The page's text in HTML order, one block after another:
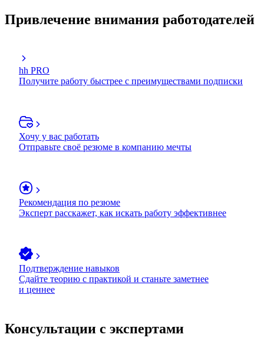
Привлечение внимания работодателей
hh PRO
Получите работу быстрее с преимуществами подписки
Хочу у вас работать
Отправьте своё резюме в компанию мечты
Рекомендация по резюме
Эксперт расскажет, как искать работу эффективнее
Подтверждение навыков
Сдайте теорию с практикой и станьте заметнее
и ценнее
Консультации с экспертами